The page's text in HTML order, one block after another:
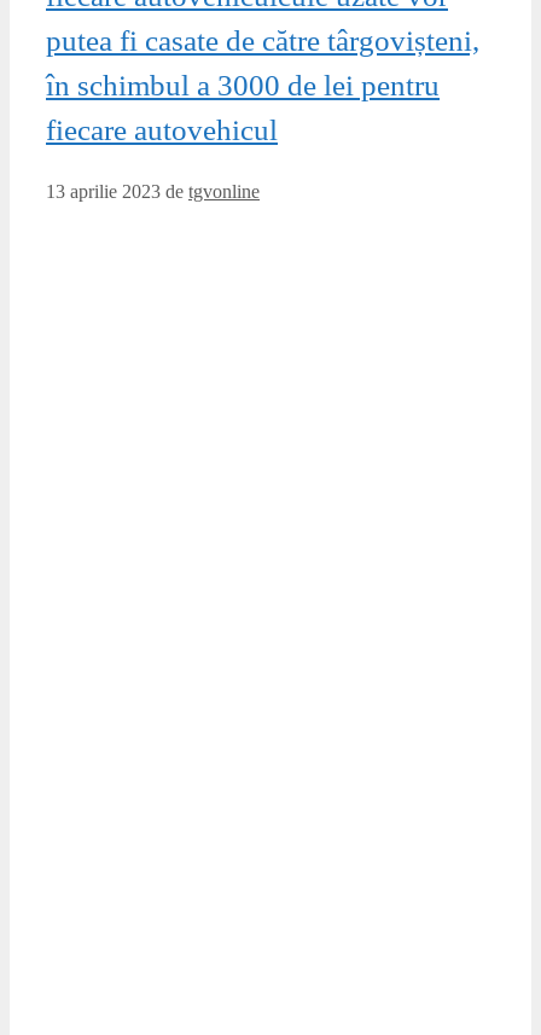
putea fi casate de către târgovișteni,
în schimbul a 3000 de lei pentru
fiecare autovehicul
13 aprilie 2023 de tgvonline